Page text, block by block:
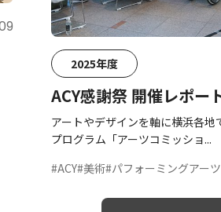
2025年度
ACY感謝祭 開催レポー
アートやデザインを軸に横浜各
プログラム「アーツコミッショ...
#ACY#美術#パフォーミングアーツ